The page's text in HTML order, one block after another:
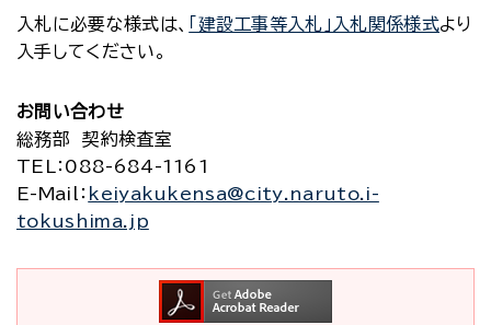
入札に必要な様式は、 「建設工事等入札」入札関係様式より
入手してください。
お問い合わせ
総務部 契約検査室
TEL
：088-684-1161
E-Mail
： keiyakukensa@city.naruto.i-
tokushima.jp